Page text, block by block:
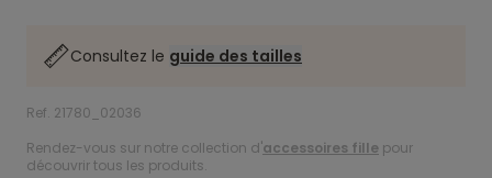
Consultez le guide des tailles
Ref. 21780_02036
Rendez-vous sur notre collection d'accessoires fille pour
découvrir tous les produits.